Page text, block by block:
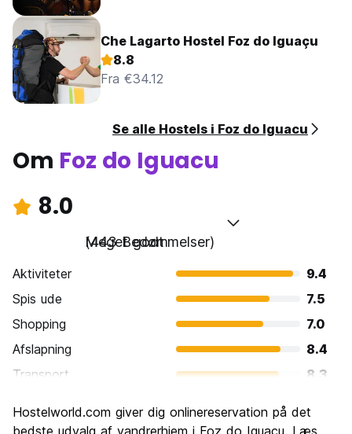
Che Lagarto Hostel Foz do Iguaçu
8.8
Fra €34.12
Se alle Hostels i Foz do Iguacu
Om Foz do Iguacu
8.0
Meget godt
(443 Bedømmelser)
Aktiviteter
9.4
Spis ude
7.5
Shopping
7.0
Afslapning
8.4
Transport
8.3
Kultur
7.1
Hostelworld.com giver dig onlinereservation på det